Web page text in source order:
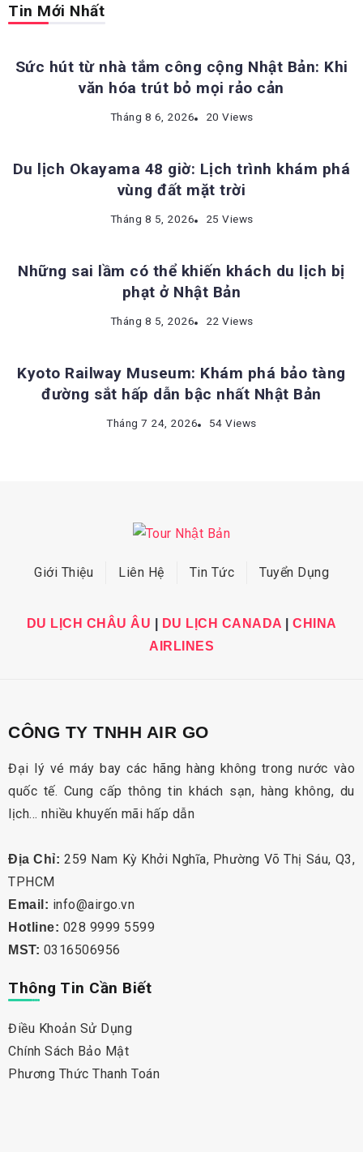
Tin Mới Nhất
Sức hút từ nhà tắm công cộng Nhật Bản: Khi
văn hóa trút bỏ mọi rảo cản
Tháng 8 6, 2026 20 Views
ĐỊA ĐIỂM DU LỊCH NHẬT BẢN
Du lịch Okayama 48 giờ: Lịch trình khám phá
vùng đất mặt trời
Tháng 8 5, 2026 25 Views
KINH NGHIỆM DU LỊCH NHẬT BẢN
Những sai lầm có thể khiến khách du lịch bị
phạt ở Nhật Bản
Tháng 8 5, 2026 22 Views
ĐỊA ĐIỂM DU LỊCH NHẬT BẢN
Kyoto Railway Museum: Khám phá bảo tàng
đường sắt hấp dẫn bậc nhất Nhật Bản
Tháng 7 24, 2026 54 Views
Giới Thiệu Liên Hệ Tin Tức Tuyển Dụng
DU LỊCH CHÂU ÂU DU LỊCH CANADA
CHINA
AIRLINES
CÔNG TY TNHH AIR GO
Đại lý vé máy bay các hãng hàng không trong nước vào
quốc tế. Cung cấp thông tin khách sạn, hàng không, du
lịch… nhiều khuyến mãi hấp dẫn
Địa Chỉ: 259 Nam Kỳ Khởi Nghĩa, Phường Võ Thị Sáu, Q3,
TPHCM
Email: info@airgo.vn
Hotline: 028 9999 5599
MST: 0316506956
Thông Tin Cần Biết
Điều Khoản Sử Dụng
Chính Sách Bảo Mật
Phương Thức Thanh Toán